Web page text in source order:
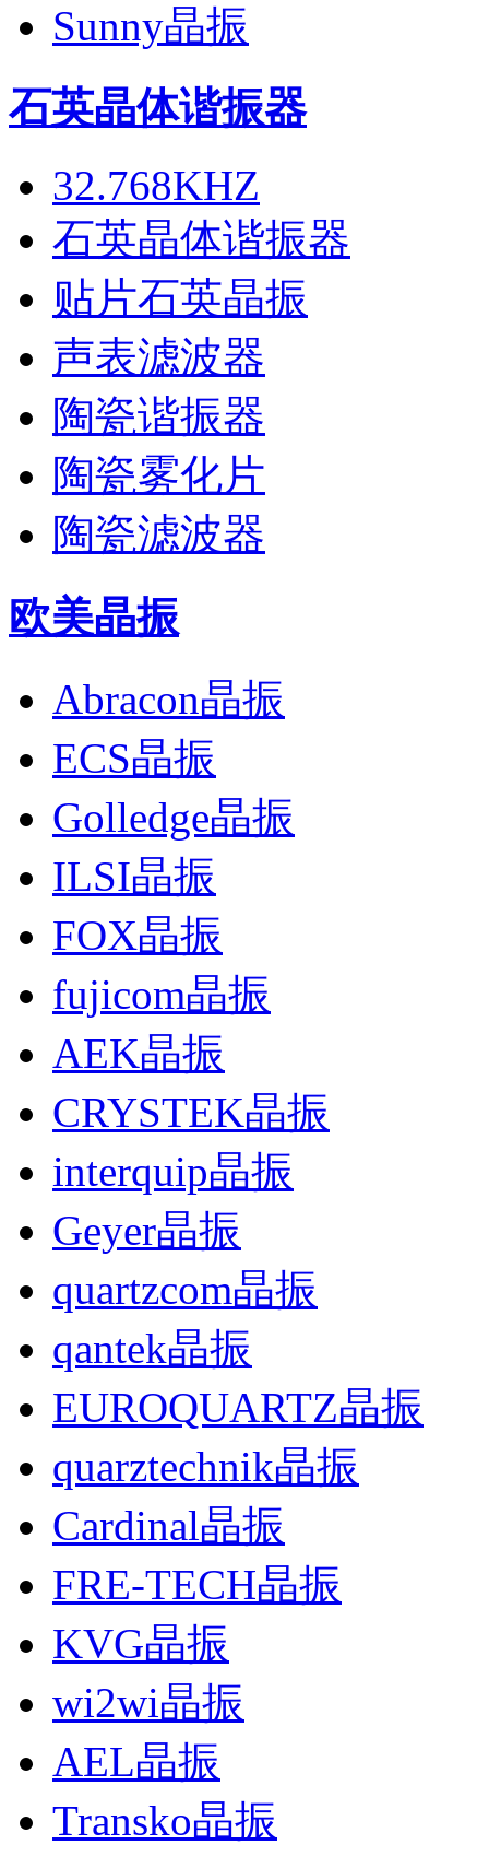
Sunny晶振
石英晶体谐振器
32.768KHZ
石英晶体谐振器
贴片石英晶振
声表滤波器
陶瓷谐振器
陶瓷雾化片
陶瓷滤波器
欧美晶振
Abracon晶振
ECS晶振
Golledge晶振
ILSI晶振
FOX晶振
fujicom晶振
AEK晶振
CRYSTEK晶振
interquip晶振
Geyer晶振
quartzcom晶振
qantek晶振
EUROQUARTZ晶振
quarztechnik晶振
Cardinal晶振
FRE-TECH晶振
KVG晶振
wi2wi晶振
AEL晶振
Transko晶振